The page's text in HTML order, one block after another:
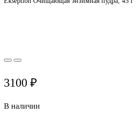
3100 ₽
В наличии